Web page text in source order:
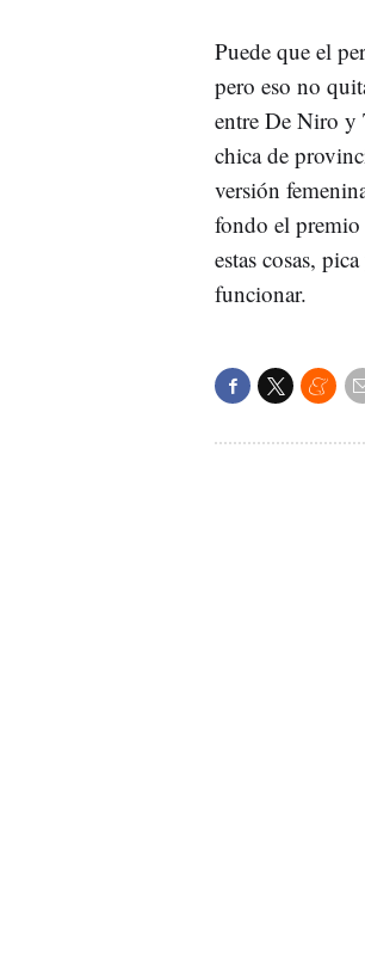
Puede que el
pero eso no
entre De Niro y
chica de
versión
fondo el premio
estas cosas,
funcionar.